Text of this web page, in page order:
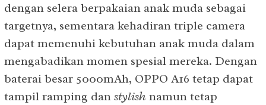
dengan selera berpakaian anak muda sebagai
targetnya, sementara kehadiran triple camera
dapat memenuhi kebutuhan anak muda dalam
mengabadikan momen spesial mereka. Dengan
baterai besar 5000mAh, OPPO A16 tetap dapat
tampil ramping dan stylish namun tetap